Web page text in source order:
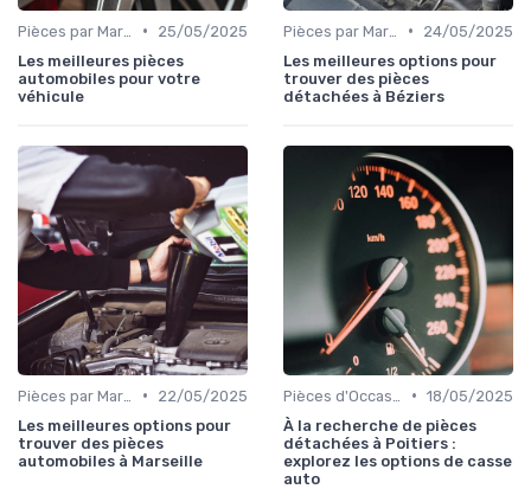
•
25/05/2025
Les meilleures pièces
automobiles pour votre
véhicule
•
24/05/2025
Les meilleures options pour
trouver des pièces
détachées à Béziers
•
22/05/2025
Les meilleures options pour
trouver des pièces
automobiles à Marseille
• 18/05/2025
À la recherche de pièces
détachées à Poitiers :
explorez les options de casse
auto